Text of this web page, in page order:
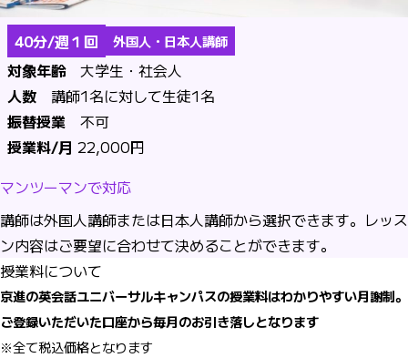
40分/週１回 外国人・日本人講師
対象年齢大学生・社会人
人数 講師1名に対して生徒1名
振替授業 不可
授業料/月 22,000円
マンツーマンで対応
講師は外国人講師または日本人講師から選択できます。レッス
ン内容はご要望に合わせて決めることができます。
授業料について
京進の英会話ユニバーサルキャンパスの授業料はわかりやすい月謝制。
ご登録いただいた口座から毎月のお引き落しとなります
※全て税込価格となります